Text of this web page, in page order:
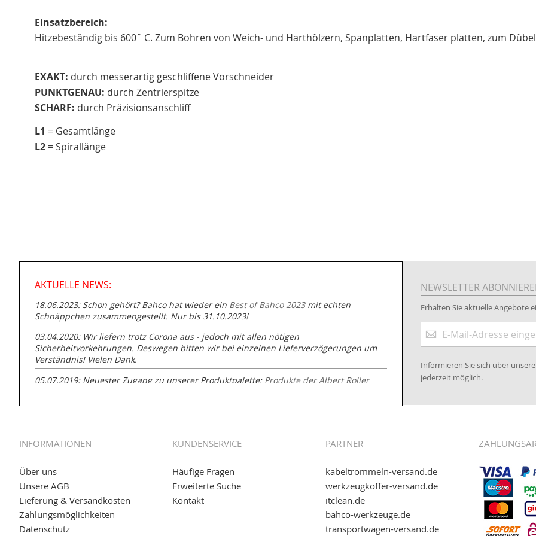
Einsatzbereich:
Hitzebeständig bis 600˚ C. Zum Bohren von Weich- und Harthölzern, Spanplatten, Hartfaser platten, zum
EXAKT: durch messerartig geschliffene Vorschneider
PUNKTGENAU: durch Zentrierspitze
SCHARF: durch Präzisionsanschliff
L1 = Gesamtlänge
L2 = Spirallänge
AKTUELLE NEWS:
18.06.2023: Schon gehört? Bahco hat wieder ein Best of Bahco 2023mit echten
Schnäppchen zusammengestellt. Nur bis 31.10.2023!
03.04.2020: Wir liefern trotz Corona aus - jedoch mit allen nötigen
Sicherheitvorkehrungen. Deswegen bitten wir bei einzelnen Lieferverzögerungen um
Verständnis! Vielen Dank.
05.07.2019: Neuester Zugang zu unserer Produktpalette: Produkte der Albert Roller
04.11.2018: Überarbeitung der Corporate Identity (CI)
- Zahlung per paydirekt
16.01.2017:
- Visa & MasterCard (inkl. Maestro)
12.01.2017: JETZT NEU- giropay, SOFORT-Überweisung sowie eps (PAYONE)
05.09.2016: NEUE Topseller bei
NEWSLETTER
Erhalten Sie aktuelle Angebote
zum
Informieren Sie sich über
jederzeit möglich.
INFORMATIONEN
Über uns
Unsere AGB
Lieferung & Versandkosten
Zahlungsmöglichkeiten
Datenschutz
KUNDENSERVICE
Häufige Fragen
Erweiterte Suche
Kontakt
PARTNER
kabeltrommeln-versand.de
werkzeugkoffer-versand.de
itclean.de
bahco-werkzeuge.de
transportwagen-versand.de